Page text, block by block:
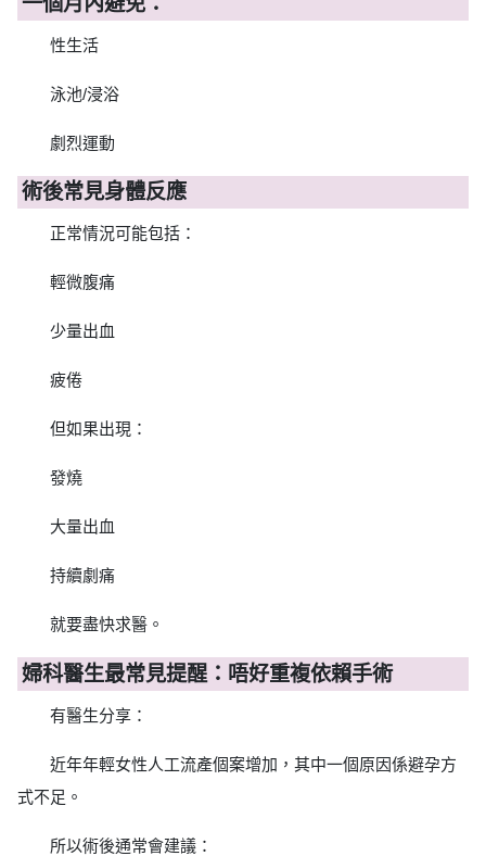
性生活
泳池/浸浴
劇烈運動
術後常見身體反應
正常情況可能包括：
輕微腹痛
少量出血
疲倦
但如果出現：
發燒
大量出血
持續劇痛
就要盡快求醫。
婦科醫生最常見提醒：唔好重複依賴手術
有醫生分享：
近年年輕女性人工流產個案增加，其中一個原因係避孕方
式不足。
所以術後通常會建議：